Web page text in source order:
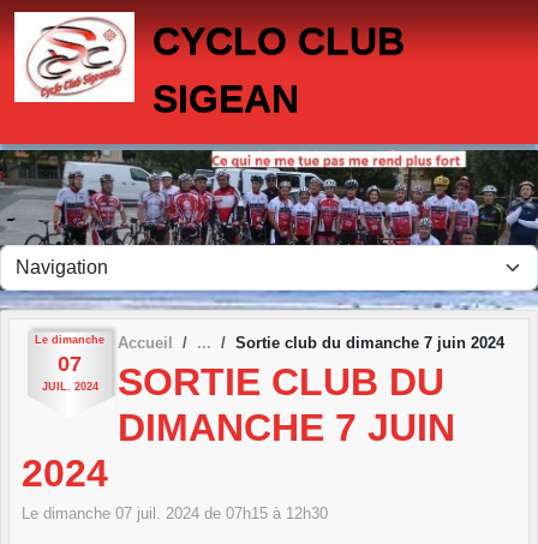
CYCLO CLUB
SIGEAN
Le dimanche
07
JUIL. 2024
Accueil Sortie club du dimanche 7 juin 2024
SORTIE CLUB DU
DIMANCHE 7 JUIN
2024
Le dimanche 07 juil. 2024 de 07h15 à 12h30
Panneau de gestion des cookies